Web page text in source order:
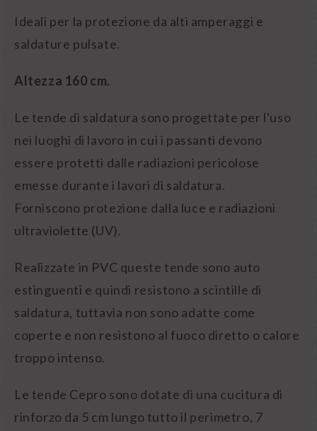
Ideali per la protezione da alti amperaggi e
saldature pulsate.
Altezza 160 cm.
Le tende di saldatura sono progettate per l'uso
nei luoghi di lavoro in cui i passanti devono
essere protetti dalle radiazioni pericolose
emesse durante i lavori di saldatura.
Forniscono protezione dalla luce e radiazioni
ultraviolette (UV).
Realizzate in PVC queste tende sono auto
estinguenti e quindi resistono a scintille di
saldatura, tuttavia non sono adatte come
coperte e non resistono al fuoco diretto o calore
troppo intenso.
Le tende Cepro sono dotate di una cucitura di
rinforzo da 5 cm lungo tutto il perimetro, 7